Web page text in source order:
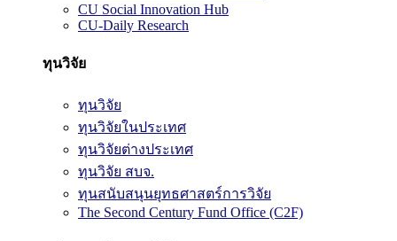
CU Social Innovation Hub
CU-Daily Research
ทุนวิจัย
ทุนวิจัย
ทุนวิจัยในประเทศ
ทุนวิจัยต่างประเทศ
ทุนวิจัย สบจ.
ทุนสนับสนุนยุทธศาสตร์การวิจัย
The Second Century Fund Office (C2F)